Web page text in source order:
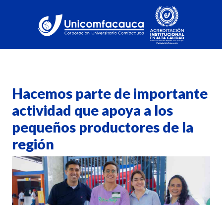
Hacemos parte de importante
actividad que apoya a los
pequeños productores de la
región